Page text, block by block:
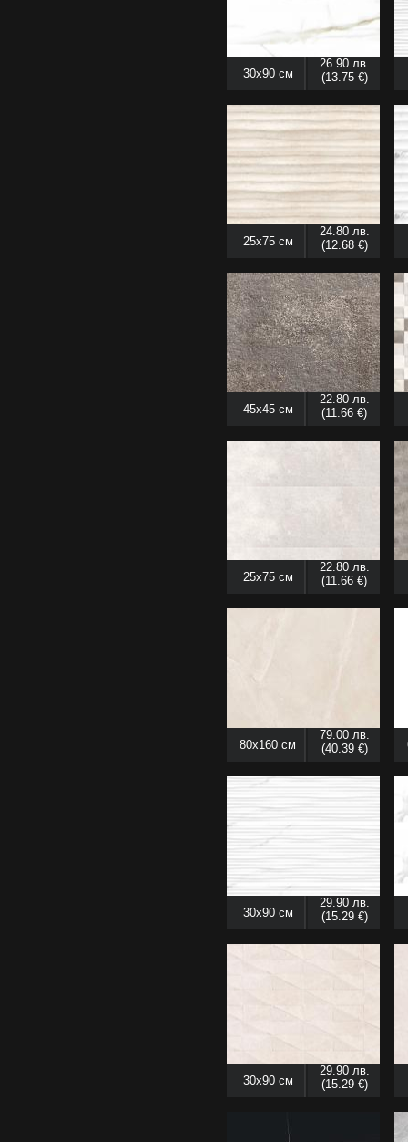
30x90 см
26.90 лв.
(13.75 €)
25x75 см
24.80 лв.
(12.68 €)
45x45 см
22.80 лв.
(11.66 €)
25x75 см
22.80 лв.
(11.66 €)
80x160 см
79.00 лв.
(40.39 €)
30x90 см
29.90 лв.
(15.29 €)
30x90 см
29.90 лв.
(15.29 €)